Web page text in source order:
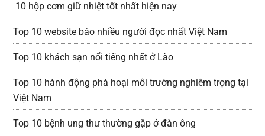
10 hộp cơm giữ nhiệt tốt nhất hiện nay
Top 10 website báo nhiều người đọc nhất Việt Nam
Top 10 khách sạn nổi tiếng nhất ở Lào
Top 10 hành động phá hoại môi trường nghiêm trọng tại
Việt Nam
Top 10 bệnh ung thư thường gặp ở đàn ông